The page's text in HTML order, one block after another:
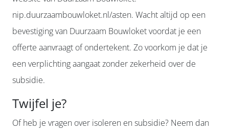
nip.duurzaambouwloket.nl/asten. Wacht altijd op een
bevestiging van Duurzaam Bouwloket voordat je een
offerte aanvraagt of ondertekent. Zo voorkom je dat je
een verplichting aangaat zonder zekerheid over de
subsidie.
Twijfel je?
Of heb je vragen over isoleren en subsidie? Neem dan